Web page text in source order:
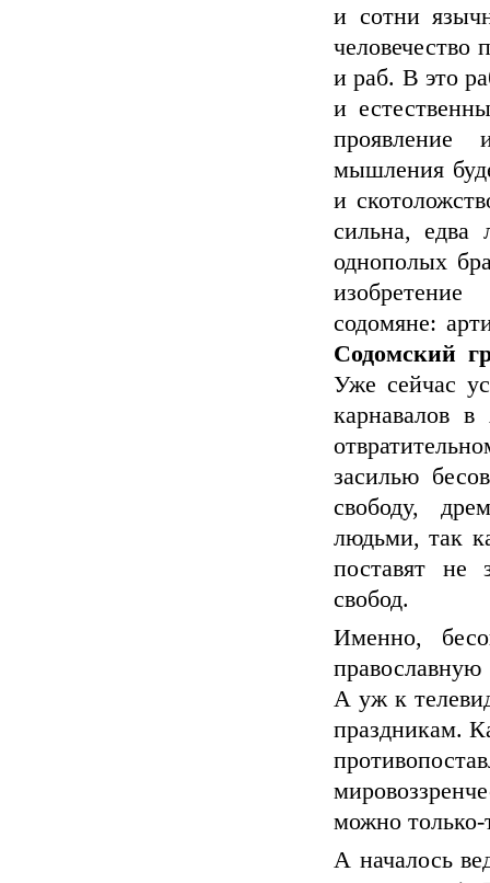
и сотни
человечество
и раб. В это
и
проявление
мышления
и
сильна, едва
однополых
содомяне:
Содомский
Уже сейчас
карнавалов
засилью
свободу,
людьми, так
поставят не
свобод.
Именно,
А уж к
праздникам.
можно только-
А началось